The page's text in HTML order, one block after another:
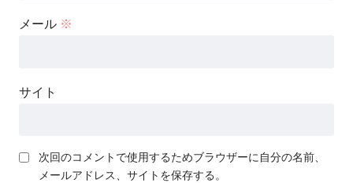
メール ※
サイト
次回のコメントで使用するためブラウザーに自分の名前、
メールアドレス、サイトを保存する。